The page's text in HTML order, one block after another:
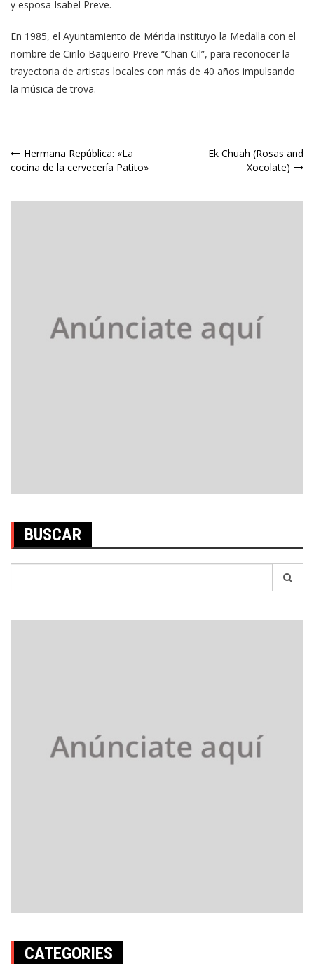
y esposa Isabel Preve.
En 1985, el Ayuntamiento de Mérida instituyo la Medalla con el
nombre de Cirilo Baqueiro Preve “Chan Cil”, para reconocer la
trayectoria de artistas locales con más de 40 años impulsando
la música de trova.
Navegación
entradas
Hermana República: «La
cocina de la cervecería Patito»
Ek Chuah (Rosas and
Xocolate)
BUSCAR
CATEGORIES